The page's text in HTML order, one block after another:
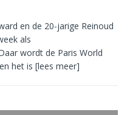
en de 20-jarige Reinoud
als
wordt de Paris World
het is [lees meer]